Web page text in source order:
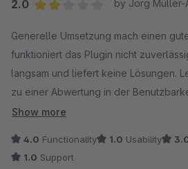
2.0
by Jörg Müller-
Generelle Umsetzung mach einen
funktioniert das Plugin nicht
langsam und liefert keine Lösungen.
zu einer Abwertung in der
sobald das Plugin tut was es verspricht.
Show more
4.0 Functionality 1.0 Usability
1.0 Support